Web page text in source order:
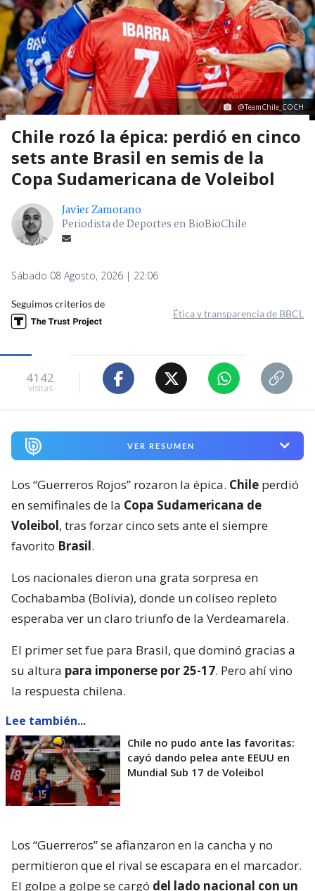
@TeamChile_COCH
Chile rozó la épica: perdió en cinco
sets ante Brasil en semis de la
Copa Sudamericana de Voleibol
Javier Zamorano
Periodista de Deportes en BioBioChile
Sábado 08 Agosto, 2026 | 22:06
Seguimos criterios de
Ética y transparencia de BBCL
4142
visitas
VER RESUMEN
Los “Guerreros Rojos” rozaron la épica. Chile perdió
en semifinales de la Copa Sudamericana de
Voleibol, tras forzar cinco sets ante el siempre
favorito Brasil.
Los nacionales dieron una grata sorpresa en
Cochabamba (Bolivia), donde un coliseo repleto
esperaba ver un claro triunfo de la Verdeamarela.
El primer set fue para Brasil, que dominó gracias a
su altura para imponerse por 25-17. Pero ahí vino
la respuesta chilena.
Lee también...
Chile no pudo ante las favoritas:
cayó dando pelea ante EEUU en
Mundial Sub 17 de Voleibol
Los “Guerreros” se afianzaron en la cancha y no
permitieron que el rival se escapara en el marcador.
El golpe a golpe se cargó del lado nacional con un